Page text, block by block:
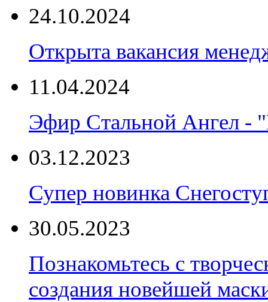
24.10.2024
Открыта вакансия
11.04.2024
Эфир Стальной Ангел -
03.12.2023
Супер новинка
30.05.2023
Познакомьтесь с
создания новейшей